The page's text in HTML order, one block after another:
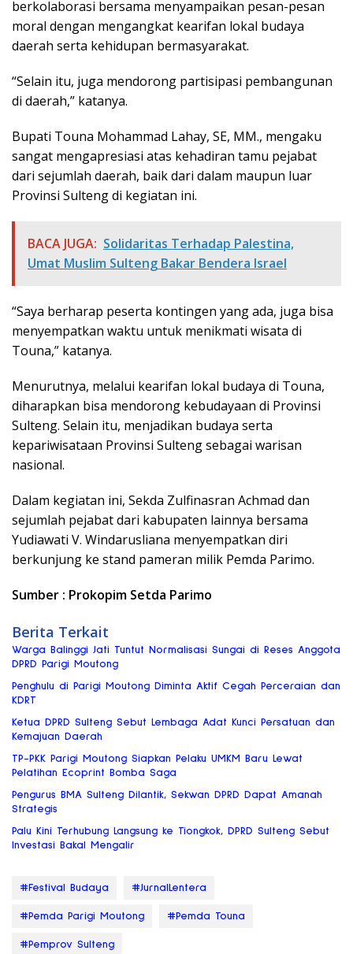
berkolaborasi bersama menyampaikan pesan-pesan
moral dengan mengangkat kearifan lokal budaya
daerah serta kehidupan bermasyarakat.
“Selain itu, juga mendorong partisipasi pembangunan
di daerah,” katanya.
Bupati Touna Mohammad Lahay, SE, MM., mengaku
sangat mengapresiasi atas kehadiran tamu pejabat
dari sejumlah daerah, baik dari dalam maupun luar
Provinsi Sulteng di kegiatan ini.
BACA JUGA: Solidaritas Terhadap Palestina,
Umat Muslim Sulteng Bakar Bendera Israel
“Saya berharap peserta kontingen yang ada, juga bisa
menyempatkan waktu untuk menikmati wisata di
Touna,” katanya.
Menurutnya, melalui kearifan lokal budaya di Touna,
diharapkan bisa mendorong kebudayaan di Provinsi
Sulteng. Selain itu, menjadikan budaya serta
kepariwisataan Provinsi Sulteng sebagai warisan
nasional.
Dalam kegiatan ini, Sekda Zulfinasran Achmad dan
sejumlah pejabat dari kabupaten lainnya bersama
Yudiawati V. Windarusliana menyempatkan diri
berkunjung ke stand pameran milik Pemda Parimo.
Sumber : Prokopim Setda Parimo
Berita Terkait
Warga Balinggi Jati Tuntut Normalisasi Sungai di Reses Anggota
DPRD Parigi Moutong
Penghulu di Parigi Moutong Diminta Aktif Cegah Perceraian dan
KDRT
Ketua DPRD Sulteng Sebut Lembaga Adat Kunci Persatuan dan
Kemajuan Daerah
TP-PKK Parigi Moutong Siapkan Pelaku UMKM Baru Lewat
Pelatihan Ecoprint Bomba Saga
Pengurus BMA Sulteng Dilantik, Sekwan DPRD Dapat Amanah
Strategis
Palu Kini Terhubung Langsung ke Tiongkok, DPRD Sulteng Sebut
Investasi Bakal Mengalir
#Festival Budaya #JurnalLentera
#Pemda Parigi Moutong #Pemda Touna
#Pemprov Sulteng